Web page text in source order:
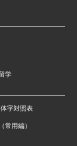
学
字対照表
常用編）